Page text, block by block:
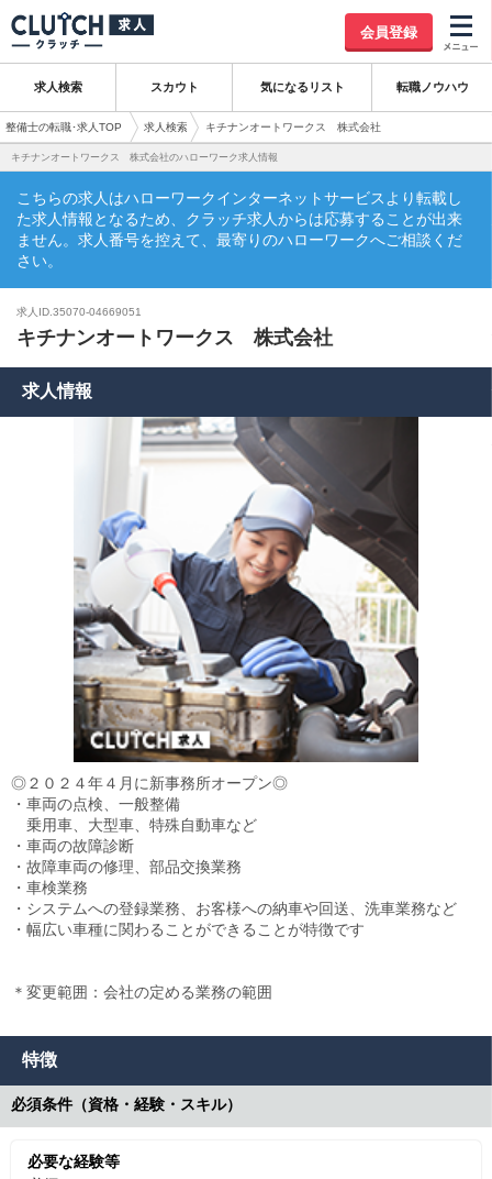
会員登録
求人検索 スカウト 気になるリスト 転職ノウハウ
整備士の転職･求人TOP 求人検索 キチナンオートワークス 株式会社
キチナンオートワークス 株式会社のハローワーク求人情報
こちらの求人はハローワークインターネットサービスより転載し
た求人情報となるため、クラッチ求人からは応募することが出来
ません。求人番号を控えて、最寄りのハローワークへご相談くだ
さい。
求人ID.35070-04669051
キチナンオートワークス 株式会社
求人情報
◎２０２４年４月に新事務所オープン◎
・車両の点検、一般整備
乗用車、大型車、特殊自動車など
・車両の故障診断
・故障車両の修理、部品交換業務
・車検業務
・システムへの登録業務、お客様への納車や回送、洗車業務など
・幅広い車種に関わることができることが特徴です
＊変更範囲：会社の定める業務の範囲
特徴
必須条件（資格・経験・スキル）
必要な経験等